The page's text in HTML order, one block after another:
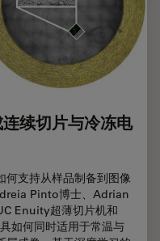
续切片与冷冻电
何支持从样品制备到图像
Pinto博士、Adrian
Enuity超薄切片机和
如何同时适用于常温与